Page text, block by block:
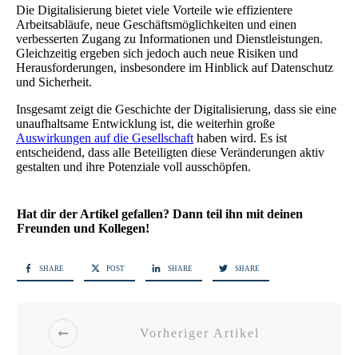
Die Digitalisierung bietet viele Vorteile wie effizientere
Arbeitsabläufe, neue Geschäftsmöglichkeiten und einen
verbesserten Zugang zu Informationen und Dienstleistungen.
Gleichzeitig ergeben sich jedoch auch neue Risiken und
Herausforderungen, insbesondere im Hinblick auf Datenschutz
und Sicherheit.
Insgesamt zeigt die Geschichte der Digitalisierung, dass sie eine
unaufhaltsame Entwicklung ist, die weiterhin große
Auswirkungen auf die Gesellschaft haben wird. Es ist
entscheidend, dass alle Beteiligten diese Veränderungen aktiv
gestalten und ihre Potenziale voll ausschöpfen.
Hat dir der Artikel gefallen? Dann teil ihn mit deinen
Freunden und Kollegen!
SHARE POST SHARE SHARE
Vorheriger Artikel